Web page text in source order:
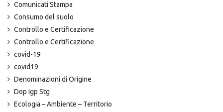
Comunicati Stampa
Consumo del suolo
Controllo e Certificazione
Controllo e Certificazione
covid-19
covid19
Denominazioni di Origine
Dop Igp Stg
Ecologia – Ambiente – Territorio